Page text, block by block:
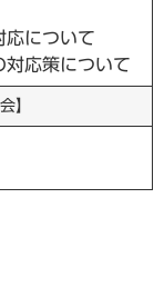
応について
対応策について
】